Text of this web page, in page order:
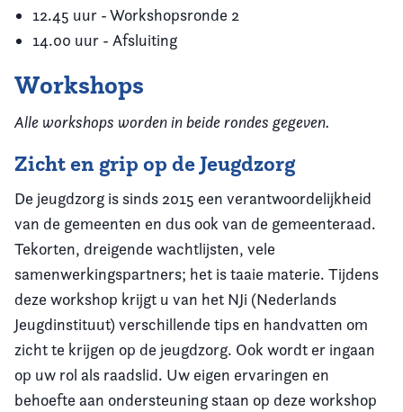
12.45 uur - Workshopsronde 2
14.00 uur - Afsluiting
Workshops
Alle workshops worden in beide rondes gegeven.
Zicht en grip op de Jeugdzorg
De jeugdzorg is sinds 2015 een verantwoordelijkheid
van de gemeenten en dus ook van de gemeenteraad.
Tekorten, dreigende wachtlijsten, vele
samenwerkingspartners; het is taaie materie. Tijdens
deze workshop krijgt u van het NJi (Nederlands
Jeugdinstituut) verschillende tips en handvatten om
zicht te krijgen op de jeugdzorg. Ook wordt er ingaan
op uw rol als raadslid. Uw eigen ervaringen en
behoefte aan ondersteuning staan op deze workshop